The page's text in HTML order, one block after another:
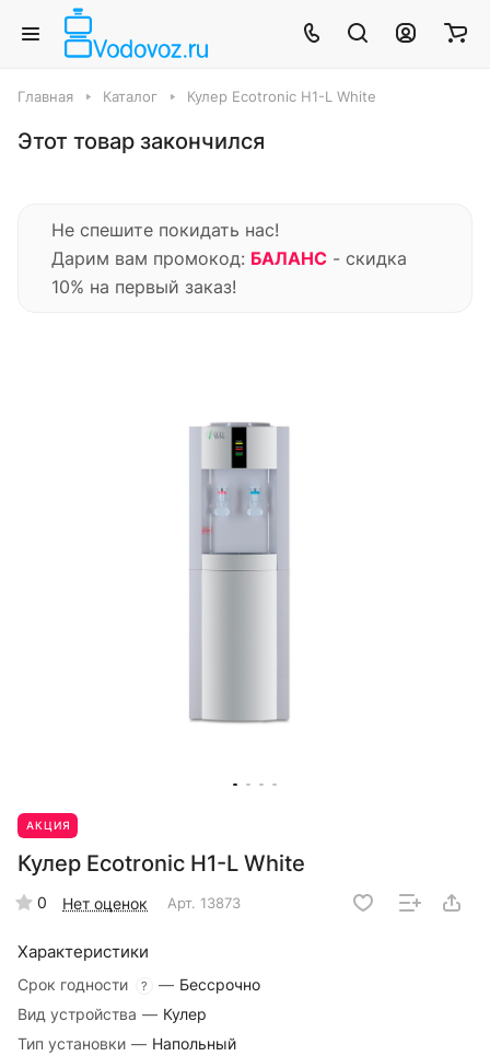
Главная Каталог Кулер Ecotronic H1-L White
Этот товар закончился
Не спешите покидать нас!
Дарим вам промокод: БАЛАНС - скидка
10% на первый заказ!
АКЦИЯ
Кулер Ecotronic H1-L White
0 Нет оценок Арт. 13873
Характеристики
Срок годности ? — Бессрочно
Вид устройства — Кулер
Тип установки — Напольный